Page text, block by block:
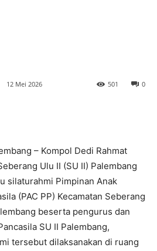
12 Mei 2026 0
501
– Kompol Dedi Rahmat
Ulu II (SU II) Palembang
silaturahmi Pimpinan Anak
(PAC PP) Kecamatan Seberang
beserta pengurus dan
SU II Palembang,
tersebut dilaksanakan di ruang